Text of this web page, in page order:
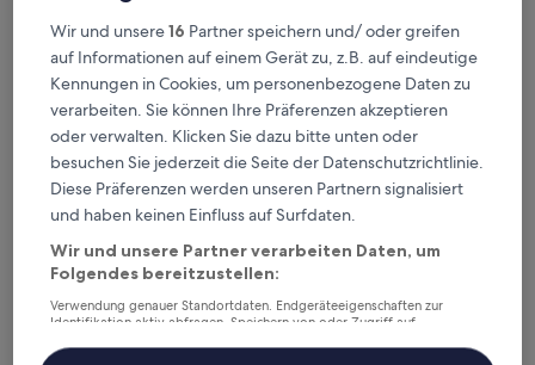
Kostenlose Stornierung bei
Planänderungen
Verdiene Prämien für jede
wahrgenommene Übernachtung
Mehr sparen mit Preisen für Mitglieder
Überprüfe die Preise für diese Daten
Wir und unsere16 Partner speichern und/ oder greifen
auf Informationen auf einem Gerät zu, z.B. auf eindeutige
Kennungen in Cookies, um personenbezogene Daten zu
verarbeiten. Sie können Ihre Präferenzen akzeptieren
oder verwalten. Klicken Sie dazu bitte unten oder
besuchen Sie jederzeit die Seite der Datenschutzrichtlinie.
Diese Präferenzen werden unseren Partnern signalisiert
und haben keinen Einfluss auf Surfdaten.
Wir und unsere Partner verarbeiten Daten, um
Folgendes bereitzustellen:
Verwendung genauer Standortdaten. Endgeräteeigenschaften zur
Identifikation aktiv abfragen. Speichern von oder Zugriff auf
Inhalte, Messung von Werbeleistung und der Performance von Inhalten,